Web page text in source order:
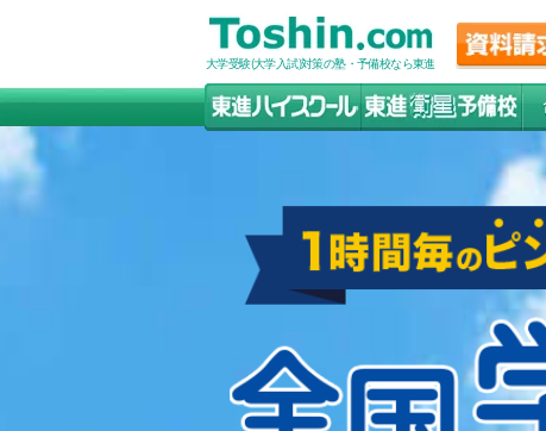
大学受験(大学入試)対策の塾・予備校なら東進